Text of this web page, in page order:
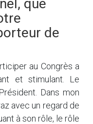
que
de
au Congrès a
et stimulant. Le
Dans mon
avec un regard de
à son rôle, le rôle